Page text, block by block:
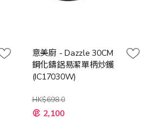
意美廚 - Dazzle 30CM
鋼化鑄鋁易潔單柄炒鑊
(IC17030W)
HK$698.0
特
殊 2,100